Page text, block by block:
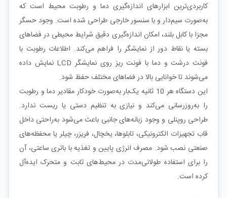
کاربردی‌ترین ابزارهای اندازه‌گیری دما و رطوبت محیط است که
به‌صورت سیم‌دار و با سنسور خارجی طراحی شده است. وجود حسگر
مجزا با کابل بلند، امکان اندازه‌گیری دقیق شرایط محیطی در فضاهای
بسته یا نقاط دور از نمایشگر را فراهم می‌کند. اطلاعات رطوبت با
فونت درشت و دما با فونت ریز روی نمایشگر LCD نمایش داده
می‌شوند تا خوانایی بالا در فضاهای مختلف حفظ شود.
این دستگاه هر 10 ثانیه یک‌بار به‌صورت خودکار مقادیر دما و رطوبت
را به‌روزرسانی می‌کند و نیازی به تنظیم دستی یا ریست ندارد.
طراحی روپنلی و وجود زبانه‌های جانبی باعث می‌شود به‌راحتی داخل
قاب تجهیزات الکترونیکی، تابلوها، یخچال، فریزر، چیلر یا محفظه‌های
صنعتی نصب شود. مصرف انرژی پایین و تغذیه با باتری ساعتی، آن
را برای استفاده طولانی‌مدت در محیط‌های ثابت و متحرک ایده‌آل
کرده است.